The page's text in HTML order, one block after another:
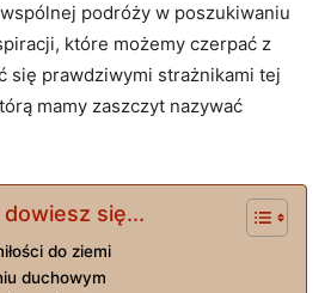
podróży w poszukiwaniu
⁤które możemy czerpać⁣ z
się prawdziwymi strażnikami tej
mamy zaszczyt nazywać
się...
do ziemi
duchowym